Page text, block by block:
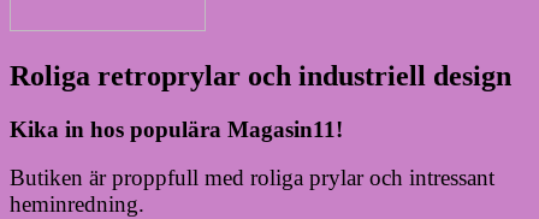
Roliga retroprylar och industriell design
Kika in hos populära Magasin11!
Butiken är proppfull med roliga prylar och intressant
heminredning.